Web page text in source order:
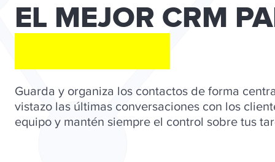
EL MEJOR CRM
Guarda y organiza los contactos de forma
vistazo las últimas conversaciones con los
equipo y mantén siempre el control sobre tus